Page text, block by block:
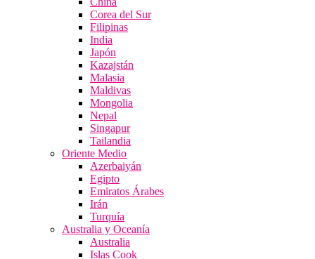
Corea del Sur
Filipinas
India
Japón
Kazajstán
Malasia
Maldivas
Mongolia
Nepal
Singapur
Tailandia
Oriente Medio
Azerbaiyán
Egipto
Emiratos Árabes
Irán
Turquía
Australia y Oceanía
Australia
Islas Cook